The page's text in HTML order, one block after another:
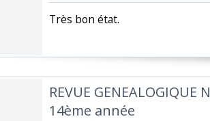
‎Très bon état.‎
‎REVUE GENEALOGIQUE
14ème année‎